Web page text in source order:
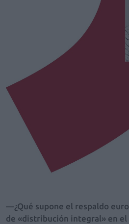
—¿Qué supone el respaldo
de «distribución integral» en